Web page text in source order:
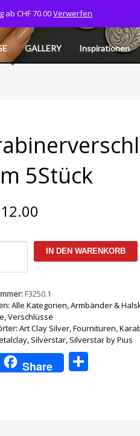
532 06 40 CART MY ACCOUNT
GALLERY Inspirationen
5Stück
12.00
IN DEN WARENKORB
F3250.1
Alle Kategorien,Armbänder &
,Verschlüsse
Art Clay Silver,Fournituren,
, Silverstar, Silverstar by Pius
Share
CHF 70.00Verwerfen